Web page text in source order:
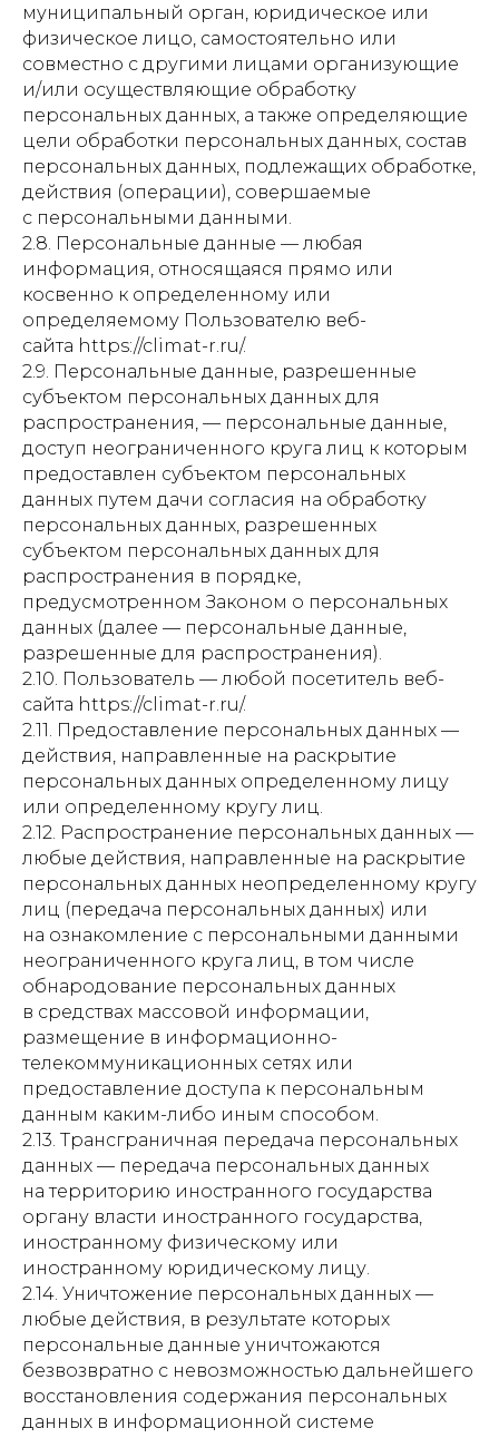
муниципальный орган, юридическое или
физическое лицо, самостоятельно или
совместно с другими лицами организующие
и/или осуществляющие обработку
персональных данных, а также определяющие
цели обработки персональных данных, состав
персональных данных, подлежащих обработке,
действия (операции), совершаемые
с персональными данными.
2.8. Персональные данные — любая
информация, относящаяся прямо или
косвенно к определенному или
определяемому Пользователю веб-
сайта https://climat-r.ru/.
2.9. Персональные данные, разрешенные
субъектом персональных данных для
распространения, — персональные данные,
доступ неограниченного круга лиц к которым
предоставлен субъектом персональных
данных путем дачи согласия на обработку
персональных данных, разрешенных
субъектом персональных данных для
распространения в порядке,
предусмотренном Законом о персональных
данных (далее — персональные данные,
разрешенные для распространения).
2.10. Пользователь — любой посетитель веб-
сайта https://climat-r.ru/.
2.11. Предоставление персональных данных —
действия, направленные на раскрытие
персональных данных определенному лицу
или определенному кругу лиц.
2.12. Распространение персональных данных —
любые действия, направленные на раскрытие
персональных данных неопределенному кругу
лиц (передача персональных данных) или
на ознакомление с персональными данными
неограниченного круга лиц, в том числе
обнародование персональных данных
в средствах массовой информации,
размещение в информационно-
телекоммуникационных сетях или
предоставление доступа к персональным
данным каким-либо иным способом.
2.13. Трансграничная передача персональных
данных — передача персональных данных
на территорию иностранного государства
органу власти иностранного государства,
иностранному физическому или
иностранному юридическому лицу.
2.14. Уничтожение персональных данных —
любые действия, в результате которых
персональные данные уничтожаются
безвозвратно с невозможностью дальнейшего
восстановления содержания персональных
данных в информационной системе